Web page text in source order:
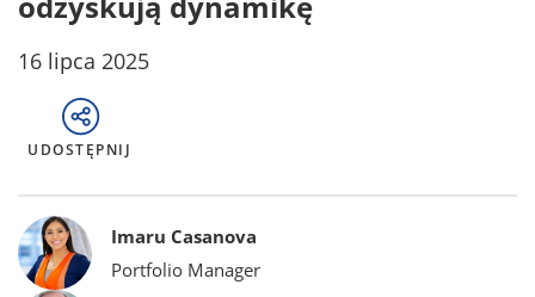
16 lipca 2025
UDOSTĘPNIJ
Bylines
Imaru Casanova
Portfolio Manager